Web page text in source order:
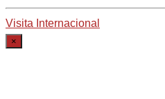
Visita Internacional
×